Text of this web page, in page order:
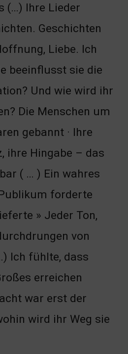
(…) Ihre Lieder
Geschichten
Liebe. Ich
beeinflusst sie die
Und wie wird ihr
Die Menschen um
gebannt · Ihre
ihre Hingabe – das
( … ) Ein wahres
forderte
» Jeder Ton,
von
Ich fühlte, dass
erreichen
war erst der
wird ihr Weg sie